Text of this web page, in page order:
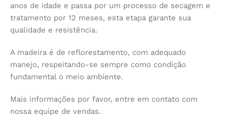
anos de idade e passa por um processo de secagem e
tratamento por 12 meses, esta etapa garante sua
qualidade e resistência.
A madeira é de reflorestamento, com adequado
manejo, respeitando-se sempre como condição
fundamental o meio ambiente.
Mais informações por favor, entre em contato com
nossa equipe de vendas.